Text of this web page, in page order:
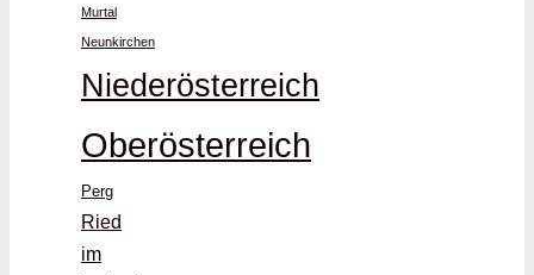
Murtal
Neunkirchen
Niederösterreich
Oberösterreich
Perg
Ried
im